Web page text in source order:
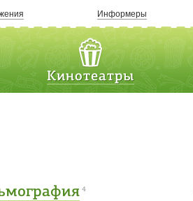
Информеры
Кинотеатры
4